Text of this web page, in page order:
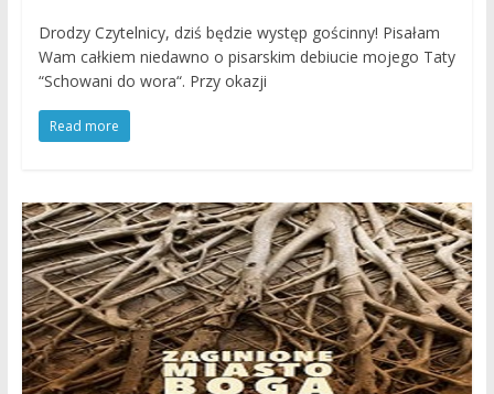
Drodzy Czytelnicy, dziś będzie występ gościnny! Pisałam
Wam całkiem niedawno o pisarskim debiucie mojego Taty
“Schowani do wora“. Przy okazji
Read more